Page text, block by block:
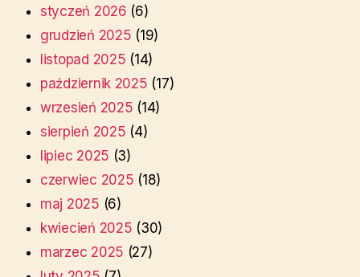
styczeń 2026 (6)
grudzień 2025 (19)
listopad 2025 (14)
październik 2025 (17)
wrzesień 2025 (14)
sierpień 2025 (4)
lipiec 2025 (3)
czerwiec 2025 (18)
maj 2025 (6)
kwiecień 2025 (30)
marzec 2025 (27)